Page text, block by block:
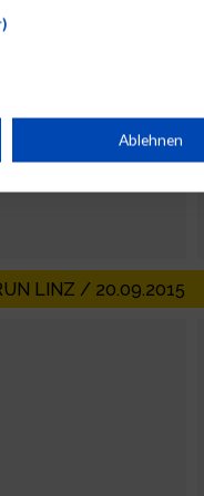
LINZ / 20.09.2015
auf einem
Werbung
Ablehnen